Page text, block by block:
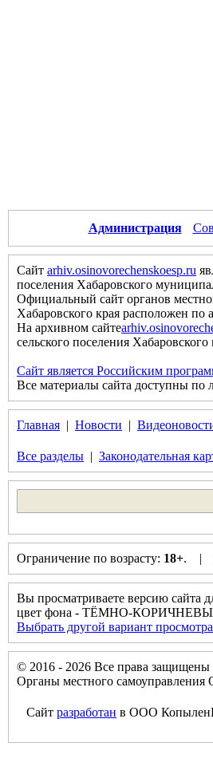
Администрация
Сайт arhiv.osinovorechenskoesp.ru
поселения Хабаровского
Официальный сайт органов
Хабаровского края расположен по
На архивном сайте
сельского поселения
Сайт является Российским
Все материалы сайта доступны по
Главная | Новости |
Все разделы | Законодательная
Ограничение по возрасту: 18+. |
Вы просматриваете версию сайта
цвет фона - ТЁМНО-
Выбрать другой вариант просмотра
© 2016 - 2026 Все права защищены
Органы местного самоуправления
Сайт разработан в ООО